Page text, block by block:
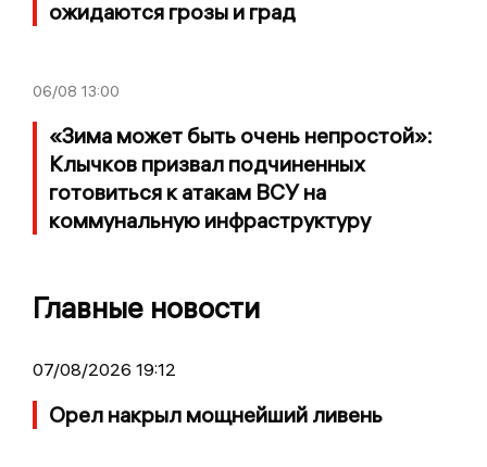
ожидаются грозы и град
06/08 13:00
«Зима может быть очень непростой»:
Клычков призвал подчиненных
готовиться к атакам ВСУ на
коммунальную инфраструктуру
Главные новости
07/08/2026 19:12
Орел накрыл мощнейший ливень